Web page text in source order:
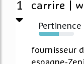
1
carrire |
Pertinence
57%
fournisseur
espagne-